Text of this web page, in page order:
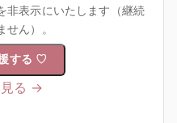
非表示にいたします（継続
せん）。
する ♡
見る →